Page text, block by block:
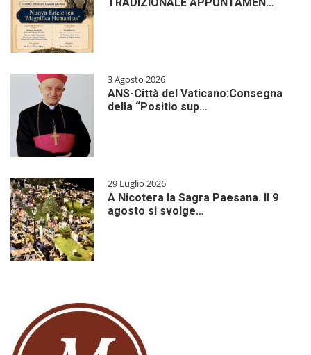
3 Agosto 2026
ANS-Città del Vaticano:Consegna
della “Positio sup…
29 Luglio 2026
A Nicotera la Sagra Paesana. Il 9
agosto si svolge…